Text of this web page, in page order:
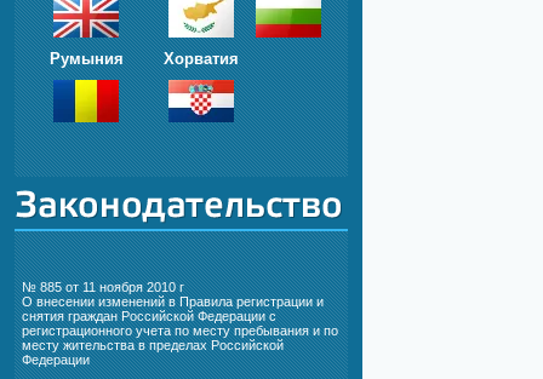
Румыния Хорватия
№ 885 от 11 ноября 2010 г
О внесении изменений в Правила регистрации и
снятия граждан Российской Федерации с
регистрационного учета по месту пребывания и по
месту жительства в пределах Российской
Федерации